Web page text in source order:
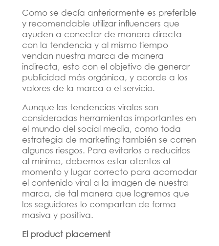
Como se decía anteriormente es preferible
y recomendable utilizar influencers que
ayuden a conectar de manera directa
con la tendencia y al mismo tiempo
vendan nuestra marca de manera
indirecta, esto con el objetivo de generar
publicidad más orgánica, y acorde a los
valores de la marca o el servicio.
Aunque las tendencias virales son
consideradas herramientas importantes en
el mundo del social media, como toda
estrategia de marketing también se corren
algunos riesgos. Para evitarlos o reducirlos
al mínimo, debemos estar atentos al
momento y lugar correcto para acomodar
el contenido viral a la imagen de nuestra
marca, de tal manera que logremos que
los seguidores lo compartan de forma
masiva y positiva.
El product placement